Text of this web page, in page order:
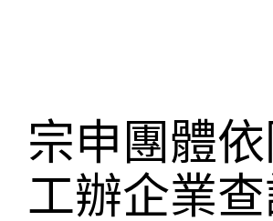
宗申團體
工辦企業